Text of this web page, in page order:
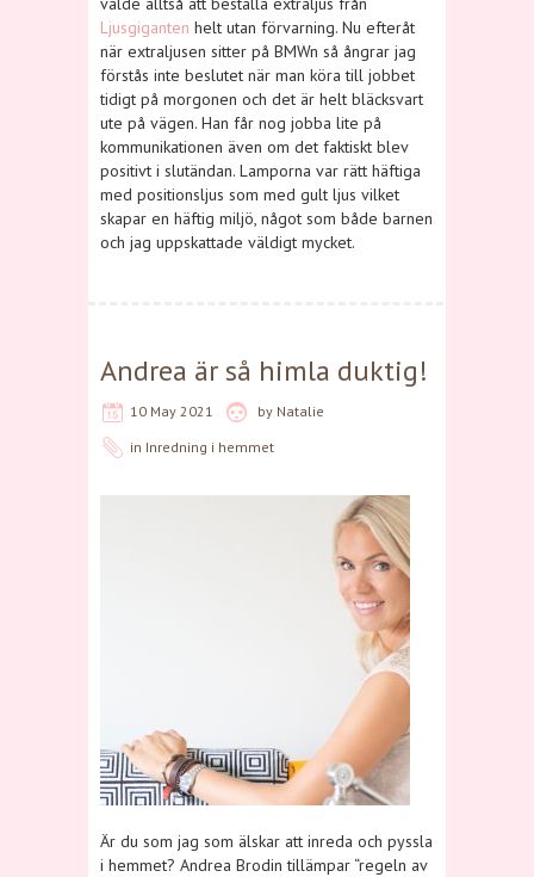
Ljusgiganten helt utan förvarning. Nu efteråt
när extraljusen sitter på BMWn så ångrar jag
förstås inte beslutet när man köra till jobbet
tidigt på morgonen och det är helt bläcksvart
ute på vägen. Han får nog jobba lite på
kommunikationen även om det faktiskt blev
positivt i slutändan. Lamporna var rätt häftiga
med positionsljus som med gult ljus vilket
skapar en häftig miljö, något som både barnen
och jag uppskattade väldigt mycket.
Andrea är så himla duktig!
10 May 2021 by Natalie
in Inredning i hemmet
Är du som jag som älskar att inreda och pyssla
i hemmet? Andrea Brodin tillämpar “regeln av